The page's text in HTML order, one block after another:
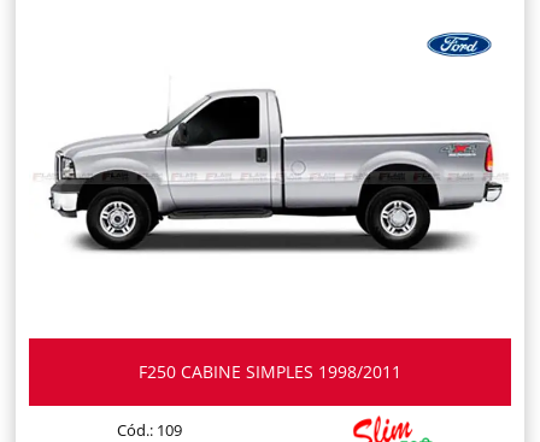
F250 CABINE SIMPLES 1998/2011
Cód.: 109